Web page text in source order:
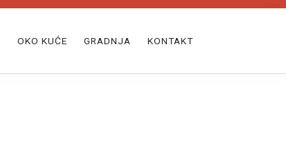
OKO KUĆE GRADNJA KONTAKT